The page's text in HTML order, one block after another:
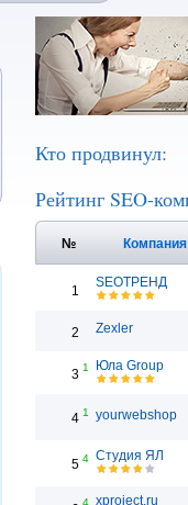
Кто продвинул:
Рейтинг SEO-
№
1
SEOТРЕНД
2 Zexler
3 1 Юла Group
4 1 yourwebshop
5 4 Студия ЯЛ
4 xproject.ru